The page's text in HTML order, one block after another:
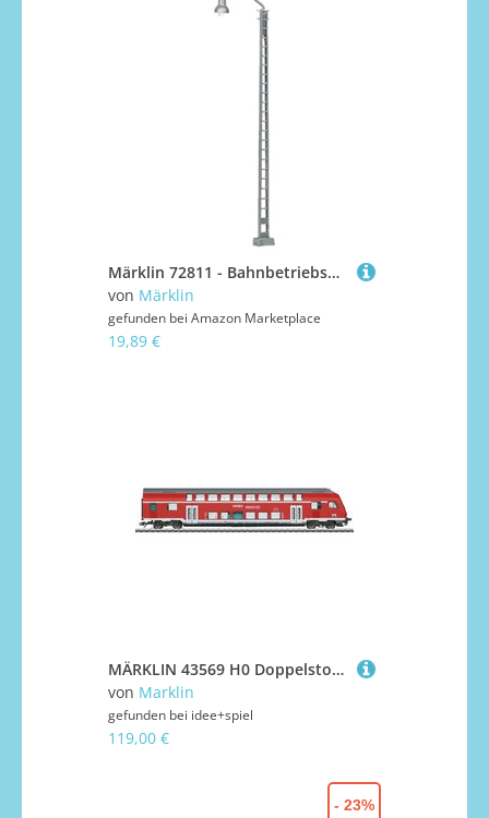
Märklin 72811 - Bahnbetriebswerk-Leuchte einfach, Spur H0
von Märklin
gefunden bei Amazon Marketplace
19,89 €
MÄRKLIN 43569 H0 Doppelstock-Steuerwagen 2. Klasse, DB AG, Ep. VI
von Marklin
gefunden bei idee+spiel
119,00 €
- 23%